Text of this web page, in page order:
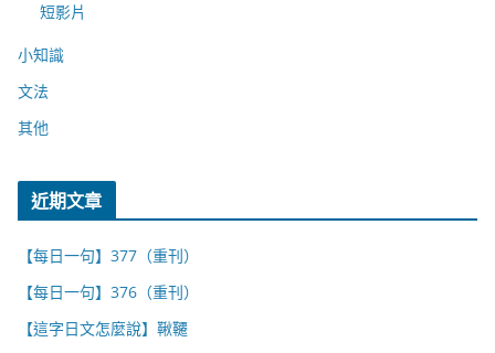
短影片
小知識
文法
其他
近期文章
【每日一句】377（重刊）
【每日一句】376（重刊）
【這字日文怎麼說】鞦韆